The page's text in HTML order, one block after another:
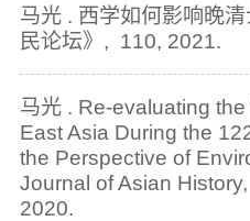
马光 . 西学如何影响晚
民论坛》, 110, 2021.
马光 . Re-evaluating
East Asia During the
the Perspective of
Journal of Asian
2020.